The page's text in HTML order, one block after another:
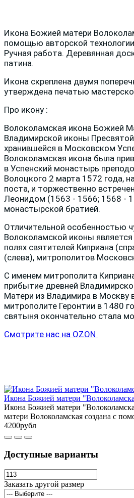
Икона Божией матери
помощью авторской
Ручная работа. Деревянная
патина.
Икона скреплена двумя
утверждена печатью
Про икону :
Волоколамская икона Божией
Владимирской иконы
хранившейся в Московском
Волоколамская икона была
в Успенский монастырь
Волоцкого 2 марта 1572 года,
поста, и торжественно
Леонидом (1563 - 1566; 1568 -
монастырской братией.
Отличительной особенностью
Волоколамской иконы
полях святителей Киприана
(слева), митрополитов
С именем митрополита
прибытие древней
Матери из Владимира в Москву
митрополите Геронтии в 1480
святыня окончательно стала
Смотрите нас на OZON
Икона Божией матери
Икона Божией матери
матери Волоколамская создана с
4200рубл
Доступные варианты
Заказать другой размер